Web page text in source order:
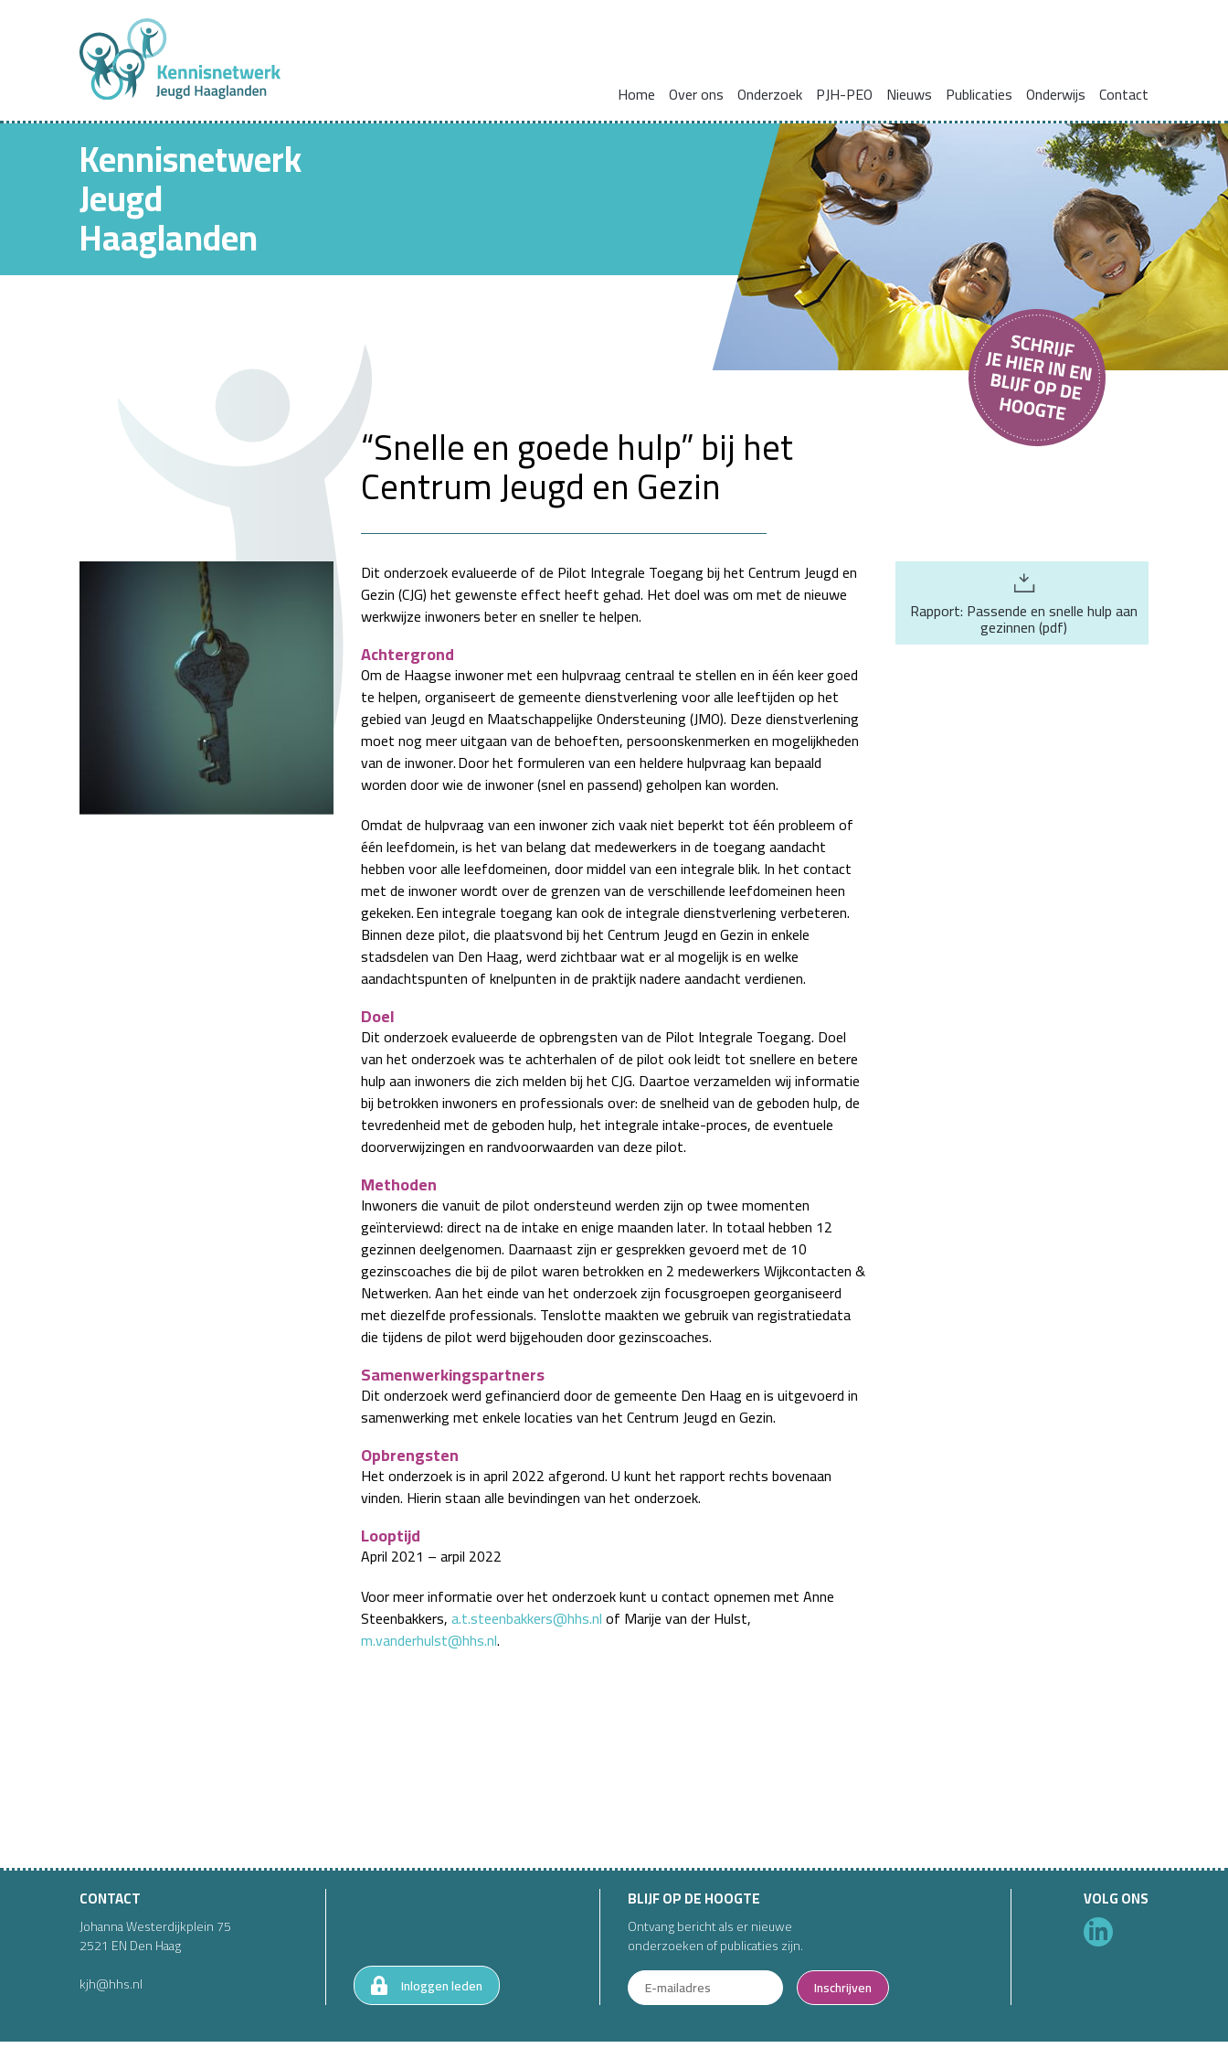
Home Over ons
Vacatures
Onderzoek
Normaliseren en versterken pedagogische basis
PJH-PEO Nieuws Publicaties
Onderzoeksrapporten
Blogs
Onderwijs
Zorgcoördinatie voor gezinnen met complexe problemen
HBO Skills II
Contact
Kennisnetwerk
Jeugd
Haaglanden
“Snelle en goede hulp” bij het
Centrum Jeugd en Gezin
Dit onderzoek evalueerde of de Pilot Integrale Toegang bij het Centrum Jeugd en
Gezin (CJG) het gewenste effect heeft gehad. Het doel was om met de nieuwe
werkwijze inwoners beter en sneller te helpen.
Achtergrond
Om de Haagse inwoner met een hulpvraag centraal te stellen en in één keer goed
te helpen, organiseert de gemeente dienstverlening voor alle leeftijden op het
gebied van Jeugd en Maatschappelijke Ondersteuning (JMO). Deze dienstverlening
moet nog meer uitgaan van de behoeften, persoonskenmerken en mogelijkheden
van de inwoner. Door het formuleren van een heldere hulpvraag kan bepaald
worden door wie de inwoner (snel en passend) geholpen kan worden.
Omdat de hulpvraag van een inwoner zich vaak niet beperkt tot één probleem of
één leefdomein, is het van belang dat medewerkers in de toegang aandacht
hebben voor alle leefdomeinen, door middel van een integrale blik. In het contact
met de inwoner wordt over de grenzen van de verschillende leefdomeinen heen
gekeken. Een integrale toegang kan ook de integrale dienstverlening verbeteren.
Binnen deze pilot, die plaatsvond bij het Centrum Jeugd en Gezin in enkele
stadsdelen van Den Haag, werd zichtbaar wat er al mogelijk is en welke
aandachtspunten of knelpunten in de praktijk nadere aandacht verdienen.
Doel
Dit onderzoek evalueerde de opbrengsten van de Pilot Integrale Toegang. Doel
van het onderzoek was te achterhalen of de pilot ook leidt tot snellere en betere
hulp aan inwoners die zich melden bij het CJG. Daartoe verzamelden wij informatie
bij betrokken inwoners en professionals over: de snelheid van de geboden hulp, de
tevredenheid met de geboden hulp, het integrale intake-proces, de eventuele
doorverwijzingen en randvoorwaarden van deze pilot.
Methoden
Inwoners die vanuit de pilot ondersteund werden zijn op twee momenten
geïnterviewd: direct na de intake en enige maanden later. In totaal hebben 12
gezinnen deelgenomen. Daarnaast zijn er gesprekken gevoerd met de 10
gezinscoaches die bij de pilot waren betrokken en 2 medewerkers Wijkcontacten &
Netwerken. Aan het einde van het onderzoek zijn focusgroepen georganiseerd
met diezelfde professionals. Tenslotte maakten we gebruik van registratiedata
die tijdens de pilot werd bijgehouden door gezinscoaches.
Samenwerkingspartners
Dit onderzoek werd gefinancierd door de gemeente Den Haag en is uitgevoerd in
samenwerking met enkele locaties van het Centrum Jeugd en Gezin.
Opbrengsten
Het onderzoek is in april 2022 afgerond. U kunt het rapport rechts bovenaan
vinden. Hierin staan alle bevindingen van het onderzoek.
Looptijd
April 2021 – arpil 2022
Voor meer informatie over het onderzoek kunt u contact opnemen met Anne
Steenbakkers,a.t.steenbakkers@hhs.nlof Marije van der Hulst,
m.vanderhulst@hhs.nl.
Rapport: Passende en snelle hulp aan
gezinnen(pdf)
CONTACT
Johanna Westerdijkplein75
2521 ENDen Haag
kjh@hhs.nl
Inloggen leden
BLIJF OP DE HOOGTE
Ontvang bericht als er nieuwe
onderzoeken of publicaties zijn.
Inschrijven
VOLG ONS